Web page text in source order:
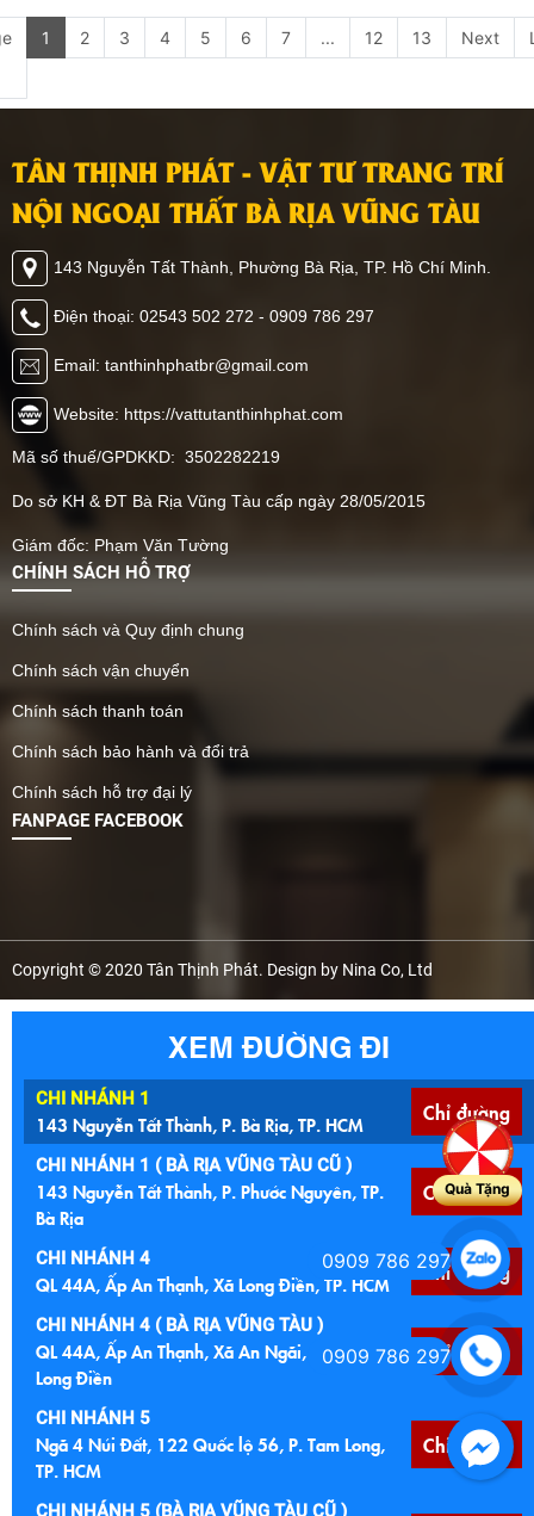
1 2 3 4 5 6 7 ... 12 13 Next
TÂN THỊNH PHÁT - VẬT TƯ TRANG TRÍ
NỘI NGOẠI THẤT BÀ RỊA VŨNG TÀU
143 Nguyễn Tất Thành, Phường Bà Rịa, TP. Hồ Chí Minh.
Điện thoại: 02543 502 272 - 0909 786 297
Email: tanthinhphatbr@gmail.com
Website: https://vattutanthinhphat.com
Mã số thuế/GPDKKD: 3502282219
Do sở KH & ĐT Bà Rịa Vũng Tàu cấp ngày 28/05/2015
Giám đốc: Phạm Văn Tường
CHÍNH SÁCH HỖ TRỢ
Chính sách và Quy định chung
Chính sách vận chuyển
Chính sách thanh toán
Chính sách bảo hành và đổi trả
Chính sách hỗ trợ đại lý
FANPAGE FACEBOOK
Copyright © 2020 Tân Thịnh Phát. Design by Nina Co, Ltd
XEM ĐƯỜNG ĐI
CHI NHÁNH 1
143 Nguyễn Tất Thành, P. Bà Rịa, TP. HCM Chỉ đường
CHI NHÁNH 1 ( BÀ RỊA VŨNG TÀU CŨ )
143 Nguyễn Tất Thành, P. Phước Nguyên, TP.
Bà Rịa
Chỉ đường
CHI NHÁNH 4
QL 44A, Ấp An Thạnh, Xã Long Điền, TP. HCM Chỉ đường
CHI NHÁNH 4 ( BÀ RỊA VŨNG TÀU )
QL 44A, Ấp An Thạnh, Xã An Ngãi, Huyện
Long Điền
Chỉ đường
CHI NHÁNH 5
Ngã 4 Núi Đất, 122 Quốc lộ 56, P. Tam Long,
TP. HCM
Chỉ đường
CHI NHÁNH 5 (BÀ RỊA VŨNG TÀU CŨ )
Quà Tặng
0909 786 297
0909 786 297